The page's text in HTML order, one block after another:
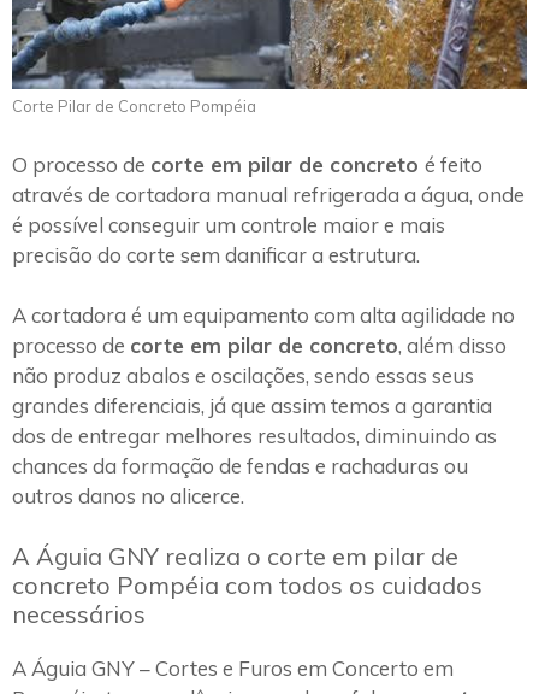
Corte Pilar de Concreto Pompéia
O processo de corte em pilar de concreto é feito
através de cortadora manual refrigerada a água, onde
é possível conseguir um controle maior e mais
precisão do corte sem danificar a estrutura.
A cortadora é um equipamento com alta agilidade no
processo de corte em pilar de concreto, além disso
não produz abalos e oscilações, sendo essas seus
grandes diferenciais, já que assim temos a garantia
dos de entregar melhores resultados, diminuindo as
chances da formação de fendas e rachaduras ou
outros danos no alicerce.
A Águia GNY realiza o corte em pilar de
concreto Pompéia com todos os cuidados
necessários
A Águia GNY – Cortes e Furos em Concerto em